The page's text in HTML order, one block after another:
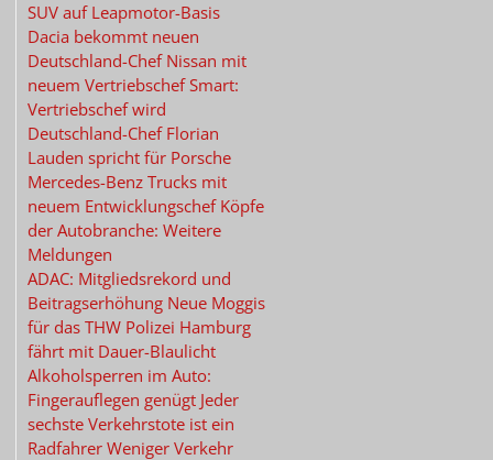
SUV auf Leapmotor-Basis
Dacia bekommt neuen
Deutschland-Chef Nissan mit
neuem Vertriebschef Smart:
Vertriebschef wird
Deutschland-Chef Florian
Lauden spricht für Porsche
Mercedes-Benz Trucks mit
neuem Entwicklungschef Köpfe
der Autobranche: Weitere
Meldungen
ADAC: Mitgliedsrekord und
Beitragserhöhung Neue Moggis
für das THW Polizei Hamburg
fährt mit Dauer-Blaulicht
Alkoholsperren im Auto:
Fingerauflegen genügt Jeder
sechste Verkehrstote ist ein
Radfahrer Weniger Verkehr